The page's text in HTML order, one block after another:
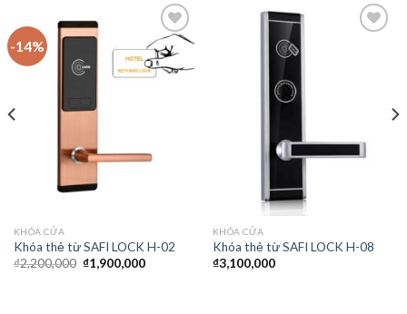
-14%
Thêm
vào
yêu
KHÓA CỬA
Khóa thẻ từ SAFI LOCK H-02
₫2,200,000 ₫1,900,000
KHÓA CỬA
Khóa thẻ từ SAFI LOCK H-08
₫3,100,000